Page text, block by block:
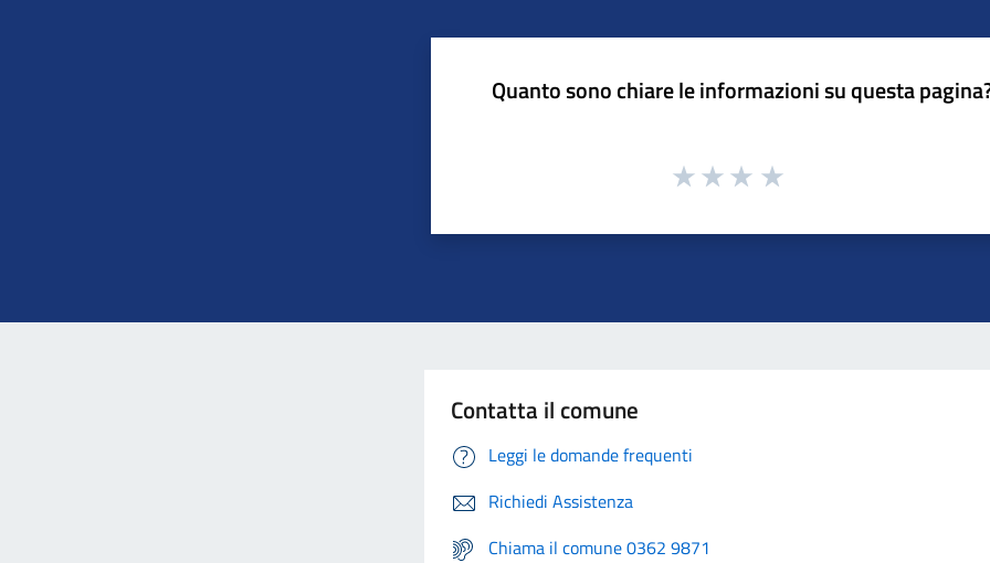
Quanto sono chiare le informazioni su questa
Contatta il comune
Leggi le domande frequenti
Richiedi Assistenza
Chiama il comune 0362 9871